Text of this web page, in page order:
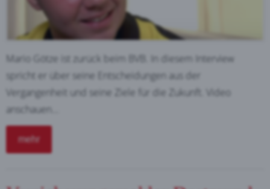
Mario Götze ist zurück beim BVB. In diesem Interview
spricht er über seine Entscheidungen aus der
Vergangenheit und seine Ziele für die Zukunft. Video
anschauen...
mehr